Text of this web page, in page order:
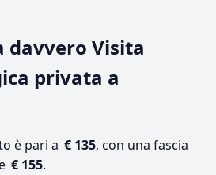
davvero Visita
privata a
è pari a € 135, con una fascia
€ 155.